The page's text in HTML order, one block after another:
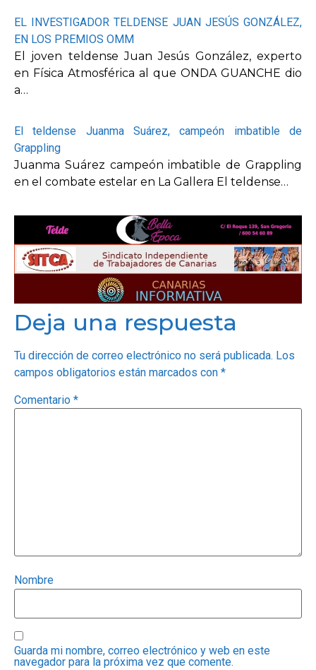
EL INVESTIGADOR TELDENSE JUAN JESÚS GONZÁLEZ,
EN LOS PREMIOS OMM
El joven teldense Juan Jesús González, experto
en Física Atmosférica al que ONDA GUANCHE dio
a…
El teldense Juanma Suárez, campeón imbatible de
Grappling
Juanma Suárez campeón imbatible de Grappling
en el combate estelar en La Gallera El teldense…
Deja una respuesta
Tu dirección de correo electrónico no será publicada. Los
campos obligatorios están marcados con *
Comentario *
Nombre
Guarda mi nombre, correo electrónico y web en este
navegador para la próxima vez que comente.